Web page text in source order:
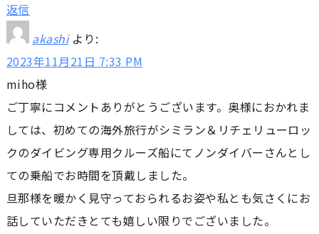
返信
akashi より:
2023年11月21日 7:33 PM
miho様
ご丁寧にコメントありがとうございます。奥様におかれま
しては、初めての海外旅行がシミラン＆リチェリューロッ
クのダイビング専用クルーズ船にてノンダイバーさんとし
ての乗船でお時間を頂戴しました。
旦那様を暖かく見守っておられるお姿や私とも気さくにお
話していただきとても嬉しい限りでございました。